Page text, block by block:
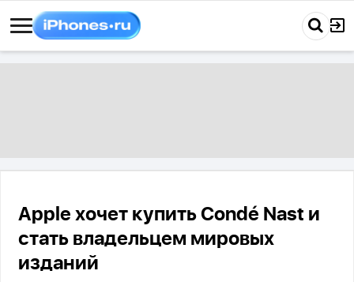
Apple хочет купить Condé Nast и
стать владельцем мировых
изданий